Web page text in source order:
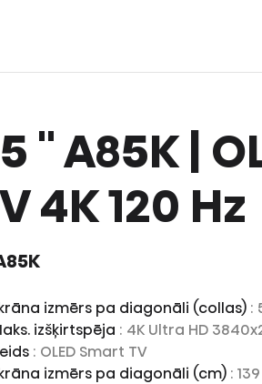
'' A85K |
4K 120 Hz
izmērs pa diagonāli (collas) :
izšķirtspēja : 4K Ultra HD
: OLED Smart TV
izmērs pa diagonāli (cm) :